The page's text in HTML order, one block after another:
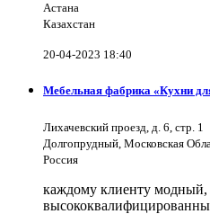
Астана
Казахстан
20-04-2023 18:40
Мебельная фабрика «Кухни
Лихачевский проезд, д. 6, стр. 1
Долгопрудный, Московская
Россия
каждому клиенту модный,